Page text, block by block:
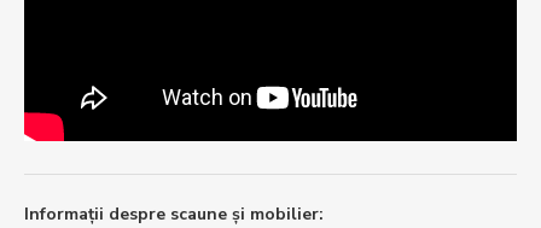
Informații despre scaune și mobilier: